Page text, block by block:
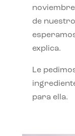
de
explica.
Le
para ella.